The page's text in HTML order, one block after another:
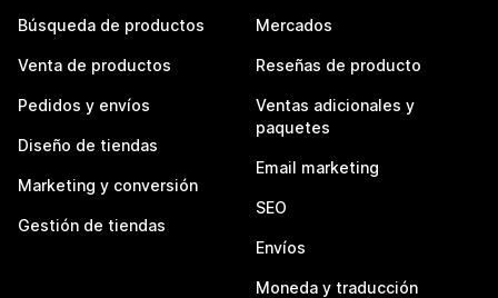
Búsqueda de productos
Venta de productos
Pedidos y envíos
Diseño de tiendas
Marketing y conversión
Gestión de tiendas
Mercados
Reseñas de producto
Ventas adicionales y
paquetes
Email marketing
SEO
Envíos
Moneda y traducción